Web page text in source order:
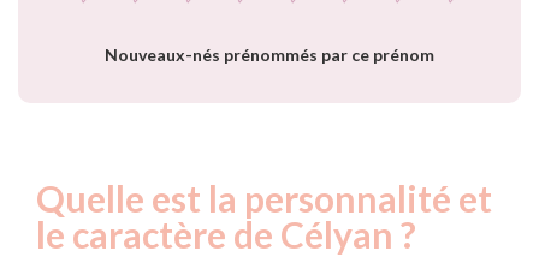
Nouveaux-nés prénommés par ce prénom
Quelle est la personnalité et
le caractère de Célyan ?